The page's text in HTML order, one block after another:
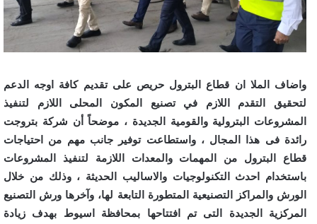
واضاف الملا ان قطاع البترول حريص على تقديم كافة اوجه الدعم
لتحقيق التقدم اللازم في تصنيع المكون المحلى اللازم لتنفيذ
المشروعات البترولية والقومية الجديدة ، موضحاً أن شركة بتروجت
رائدة فى هذا المجال ، واستطاعت توفير جانب مهم من احتياجات
قطاع البترول من المهمات والمعدات اللازمة لتنفيذ المشروعات
باستخدام احدث التكنولوجيات والاساليب الحديثة ، وذلك من خلال
الورش والمراكز التصنيعية المتطورة التابعة لها، وآخرها ورش التصنيع
المركزية الجديدة التى تم افتتاحها بمحافظة اسيوط بهدف زيادة